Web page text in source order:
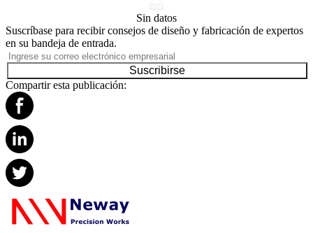
Sin datos
Suscríbase para recibir consejos de diseño y fabricación de expertos
en su bandeja de entrada.
Suscribirse
Compartir esta publicación: